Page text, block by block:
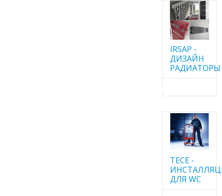
IRSAP -
ДИЗАЙН
РАДИАТОРЫ
TECE -
ДЛЯ WC